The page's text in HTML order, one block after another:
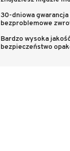
30-dniowa
bezproblemowe
Bardzo wysoka
bezpieczeństwo